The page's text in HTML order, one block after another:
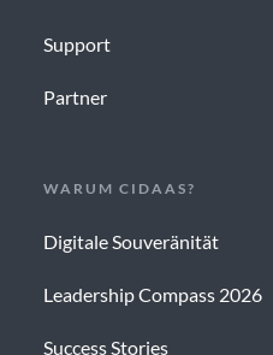
Support
Partner
WARUM CIDAAS?
Digitale Souveränität
Leadership Compass 2026
Success Stories